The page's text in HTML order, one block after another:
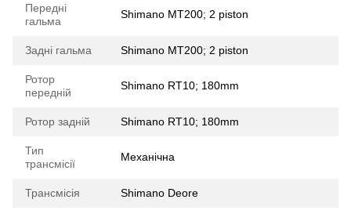
Передні
гальма
Shimano MT200; 2 piston
Задні гальма Shimano MT200; 2 piston
Ротор
передній
Shimano RT10; 180mm
Ротор задній Shimano RT10; 180mm
Тип
трансмісії
Механічна
Трансмісія Shimano Deore